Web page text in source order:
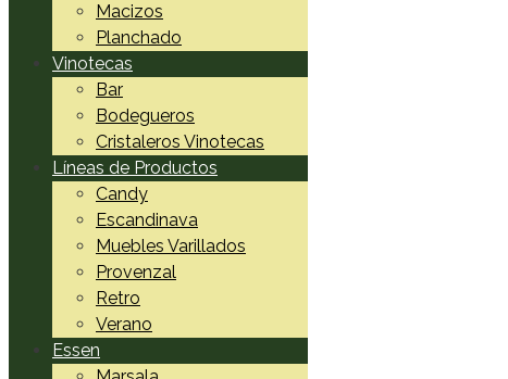
Macizos
Planchado
Vinotecas
Bar
Bodegueros
Cristaleros Vinotecas
Líneas de Productos
Candy
Escandinava
Muebles Varillados
Provenzal
Retro
Verano
Essen